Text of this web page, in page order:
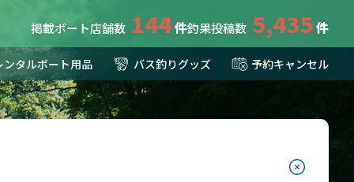
掲載ボート店舗数 144 釣果投稿数 5,435
ンタルボート用品 バス釣りグッズ 予約キャンセル